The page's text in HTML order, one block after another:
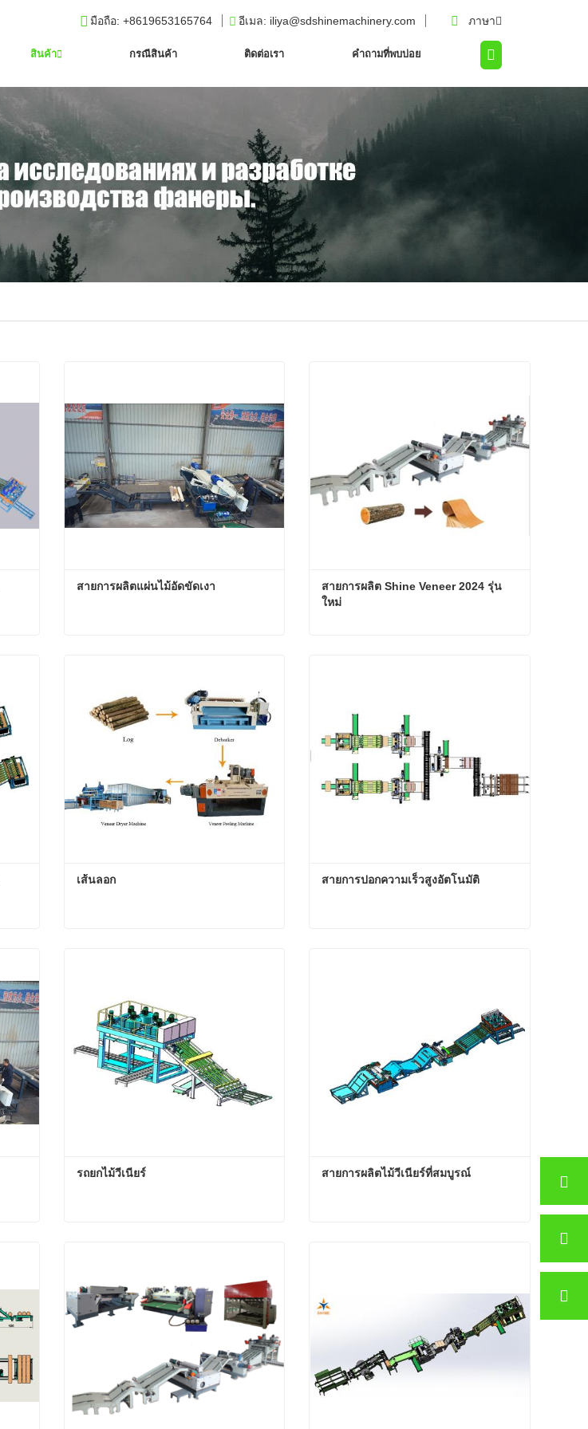
สินค้า กรณีสินค้า ติดต่อเรา คำถามที่พบบ่อย
มือถือ: +8619653165764 อีเมล: iliya@sdshinemachinery.com ภาษา
สายการผลิตแผ่นไม้อัดขัดเงา
สายการผลิต Shine Veneer 2024 รุ่น
ใหม่
เส้นลอก สายการปอกความเร็วสูงอัตโนมัติ
รถยกไม้วีเนียร์ สายการผลิตไม้วีเนียร์ที่สมบูรณ์